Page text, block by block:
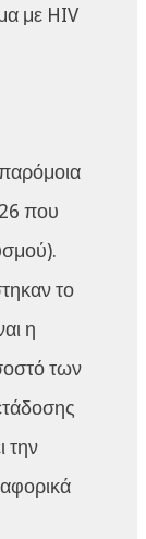
με HIV
που
το
η
των
την